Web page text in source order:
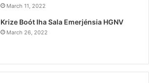
March 11, 2022
Krize Boót Iha Sala Emerjénsia HGNV
March 26, 2022